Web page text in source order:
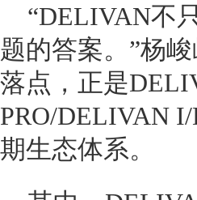
“DELIVAN不
题的答案。”杨
落点，正是
PRO/DELIVAN
期生态体系。